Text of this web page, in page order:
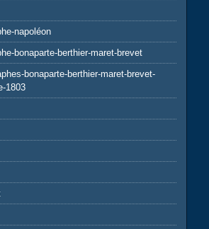
napoléon
bonaparte-berthier-maret-brevet
bonaparte-berthier-maret-brevet-
1803